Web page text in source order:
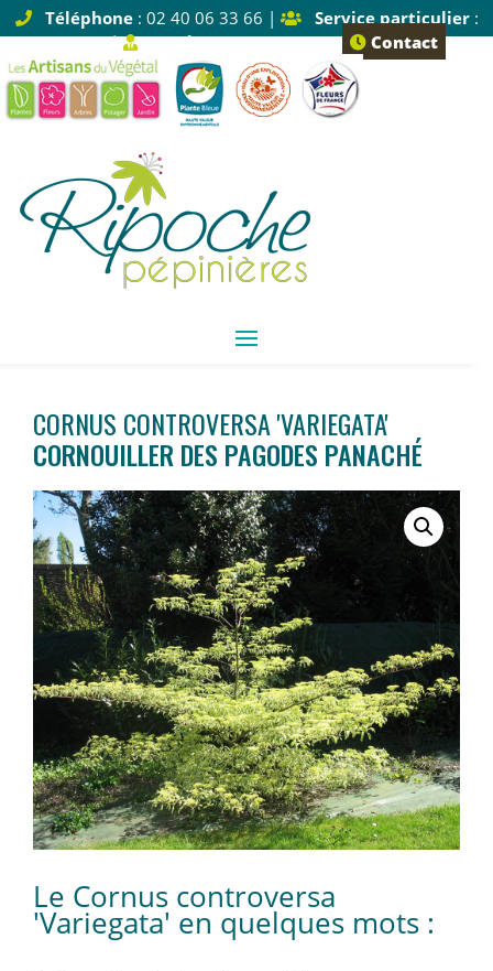
Téléphone: 02 40 06 33 66 | Service particulier:
Tapez 1 |
Service pro: Tapez 2 Contact
CORNUS CONTROVERSA 'VARIEGATA'
CORNOUILLER DES PAGODES PANACHÉ
Le Cornus controversa
'Variegata' en quelques mots :